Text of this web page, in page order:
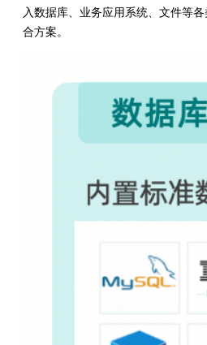
入数据库、业务应用系统、文件等
合方案。